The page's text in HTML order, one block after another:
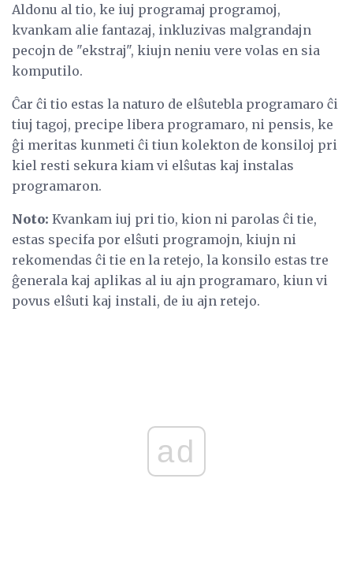
Aldonu al tio, ke iuj programaj programoj,
kvankam alie fantazaj, inkluzivas malgrandajn
pecojn de "ekstraj", kiujn neniu vere volas en sia
komputilo.
Ĉar ĉi tio estas la naturo de elŝutebla programaro ĉi
tiuj tagoj, precipe libera programaro, ni pensis, ke
ĝi meritas kunmeti ĉi tiun kolekton de konsiloj pri
kiel resti sekura kiam vi elŝutas kaj instalas
programaron.
Noto: Kvankam iuj pri tio, kion ni parolas ĉi tie,
estas specifa por elŝuti programojn, kiujn ni
rekomendas ĉi tie en la retejo, la konsilo estas tre
ĝenerala kaj aplikas al iu ajn programaro, kiun vi
povus elŝuti kaj instali, de iu ajn retejo.
ad